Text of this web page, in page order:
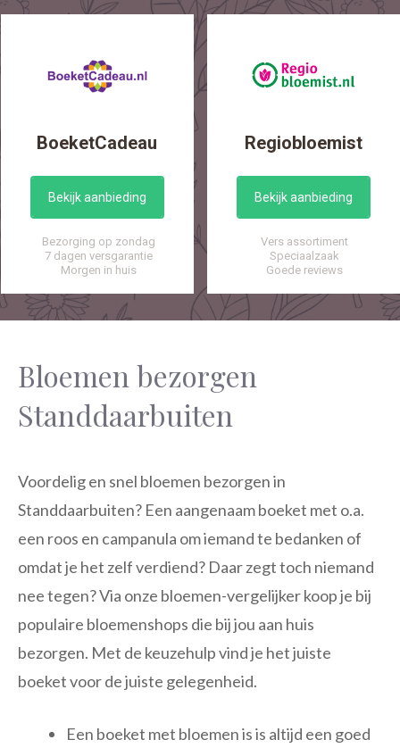
BoeketCadeau
Bekijk aanbieding
Bezorging op zondag
7 dagen versgarantie
Morgen in huis
Regiobloemist
Bekijk aanbieding
Vers assortiment
Speciaalzaak
Goede reviews
Bloemen bezorgen
Standdaarbuiten
Voordelig en snel bloemen bezorgen in
Standdaarbuiten? Een aangenaam boeket met o.a.
een roos en campanula om iemand te bedanken of
omdat je het zelf verdiend? Daar zegt toch niemand
nee tegen? Via onze bloemen-vergelijker koop je bij
populaire bloemenshops die bij jou aan huis
bezorgen. Met de keuzehulp vind je het juiste
boeket voor de juiste gelegenheid.
Een boeket met bloemen is is altijd een goed